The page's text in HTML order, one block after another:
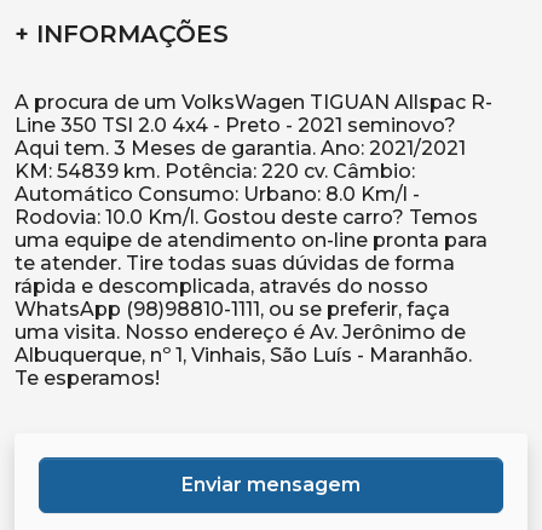
+ INFORMAÇÕES
A procura de um VolksWagen TIGUAN Allspac R-
Line 350 TSI 2.0 4x4 - Preto - 2021 seminovo?
Aqui tem. 3 Meses de garantia. Ano: 2021/2021
KM: 54839 km. Potência: 220 cv. Câmbio:
Automático Consumo: Urbano: 8.0 Km/l -
Rodovia: 10.0 Km/l. Gostou deste carro? Temos
uma equipe de atendimento on-line pronta para
te atender. Tire todas suas dúvidas de forma
rápida e descomplicada, através do nosso
WhatsApp (98)98810-1111, ou se preferir, faça
uma visita. Nosso endereço é Av. Jerônimo de
Albuquerque, nº 1, Vinhais, São Luís - Maranhão.
Enviar mensagem